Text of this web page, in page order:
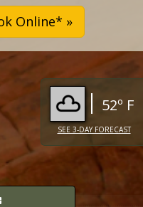
52º F
SEE 3-DAY FORECAST